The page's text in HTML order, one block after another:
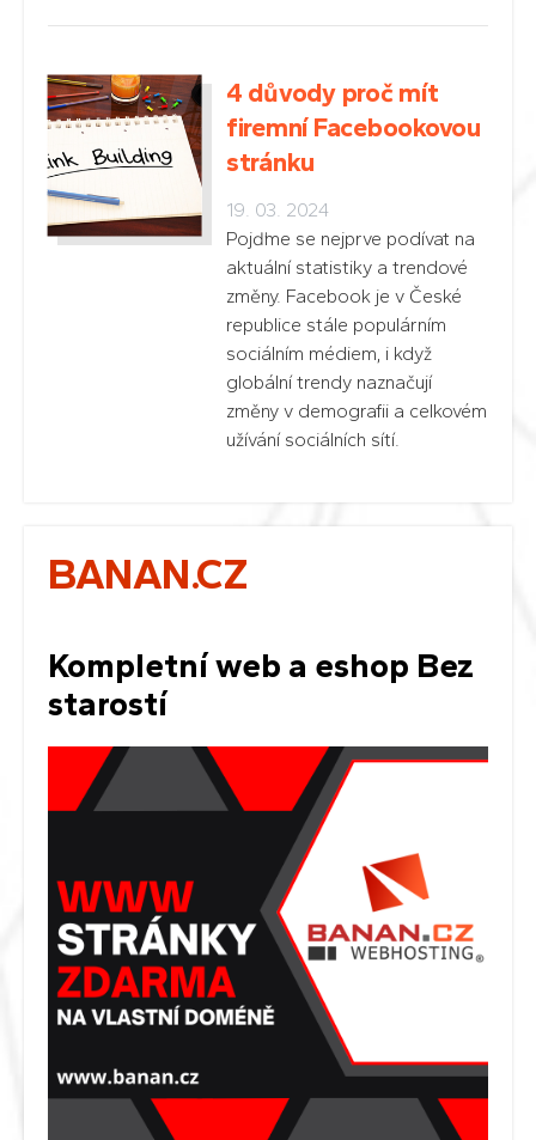
4 důvody proč mít
firemní Facebookovou
stránku
19. 03. 2024
Pojďme se nejprve podívat na
aktuální statistiky a trendové
změny. Facebook je v České
republice stále populárním
sociálním médiem, i když
globální trendy naznačují
změny v demografii a celkovém
užívání sociálních sítí.
BANAN.CZ
Kompletní web a eshop Bez
starostí